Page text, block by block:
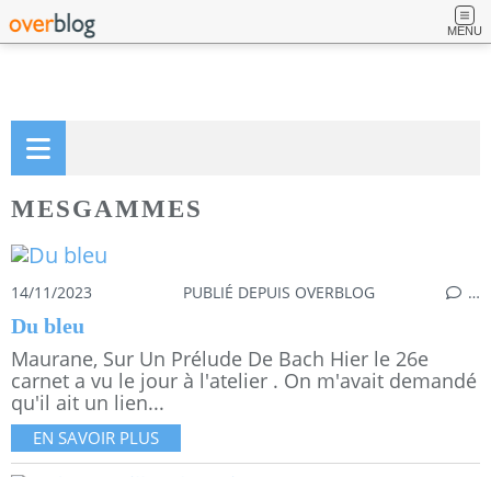
MENU
MESGAMMES
14/11/2023 PUBLIÉ DEPUIS OVERBLOG …
Du bleu
Maurane, Sur Un Prélude De Bach Hier le 26e
carnet a vu le jour à l'atelier . On m'avait demandé
qu'il ait un lien...
EN SAVOIR PLUS